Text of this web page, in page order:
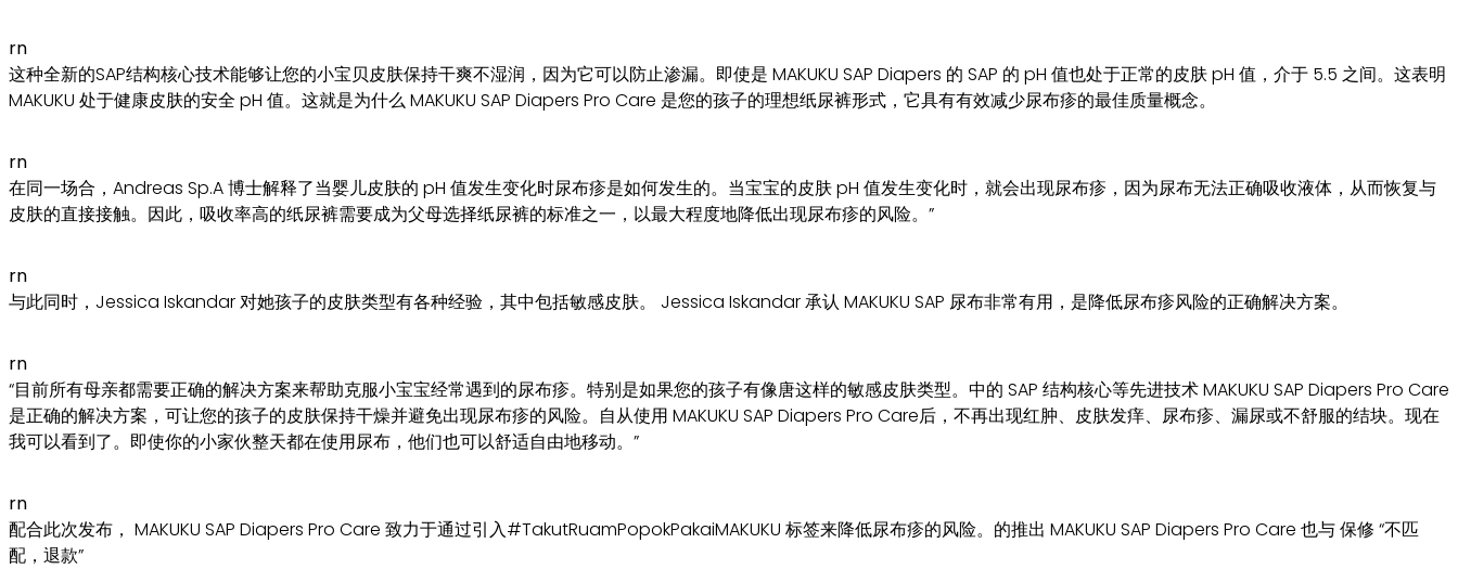
rn
这种全新的SAP结构核心技术能够让您的小宝贝皮肤保持干爽不湿润，因为它可以防止渗漏。即使是 MAKUKU SAP Diapers 的 SAP 的 pH 值也处于正常的皮肤 pH 值，介于 5.5 之间。这表明
MAKUKU 处于健康皮肤的安全 pH 值。这就是为什么 MAKUKU SAP Diapers Pro Care 是您的孩子的理想纸尿裤形式，它具有有效减少尿布疹的最佳质量概念。
rn
在同一场合，Andreas Sp.A 博士解释了当婴儿皮肤的 pH 值发生变化时尿布疹是如何发生的。当宝宝的皮肤 pH 值发生变化时，就会出现尿布疹，因为尿布无法正确吸收液体，从而恢复与
皮肤的直接接触。因此，吸收率高的纸尿裤需要成为父母选择纸尿裤的标准之一，以最大程度地降低出现尿布疹的风险。”
rn
与此同时，Jessica Iskandar 对她孩子的皮肤类型有各种经验，其中包括敏感皮肤。 Jessica Iskandar 承认 MAKUKU SAP 尿布非常有用，是降低尿布疹风险的正确解决方案。
rn
“目前所有母亲都需要正确的解决方案来帮助克服小宝宝经常遇到的尿布疹。特别是如果您的孩子有像唐这样的敏感皮肤类型。中的 SAP 结构核心等先进技术 MAKUKU SAP Diapers Pro Care
是正确的解决方案，可让您的孩子的皮肤保持干燥并避免出现尿布疹的风险。自从使用 MAKUKU SAP Diapers Pro Care后，不再出现红肿、皮肤发痒、尿布疹、漏尿或不舒服的结块。现在
我可以看到了。即使你的小家伙整天都在使用尿布，他们也可以舒适自由地移动。”
rn
配合此次发布， MAKUKU SAP Diapers Pro Care 致力于通过引入#TakutRuamPopokPakaiMAKUKU 标签来降低尿布疹的风险。的推出 MAKUKU SAP Diapers Pro Care 也与 保修 “不匹
配，退款”